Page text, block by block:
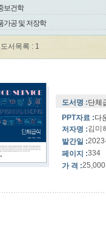
보건학
가공 및 저장학
서목록 : 1
도서명 :단체
PPT자료 :다
저자명 :김미
발간일 :
페이지 :334
가 격 :25,000